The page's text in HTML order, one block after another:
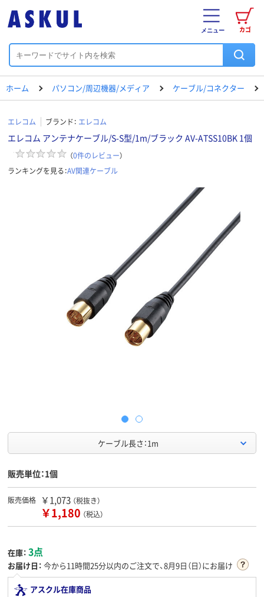
カゴ
メニュー
ホーム パソコン/周辺機器/メディア ケーブル/コネクター
エレコム ブランド： エレコム
エレコム アンテナケーブル/S-S型/1m/ブラック AV-ATSS10BK 1個
（0件のレビュー）
ランキングを見る：AV関連ケーブル
ケーブル長さ：1m
販売単位：1個
販売価格 ￥1,073 （税抜き）
￥1,180 （税込）
在庫： 3点
お届け日： 今から11時間25分以内のご注文で、8月9日（日）にお届け
アスクル在庫商品